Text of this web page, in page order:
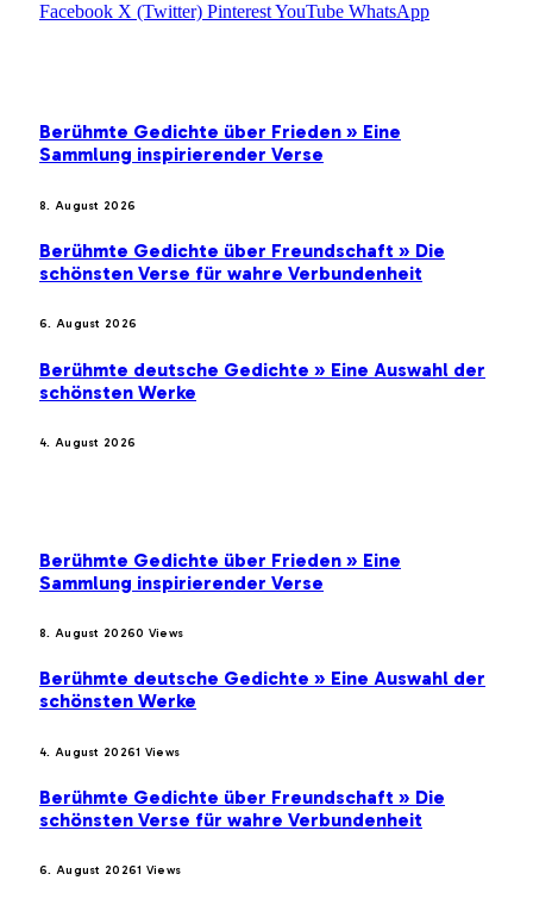
Facebook X (Twitter) PinterestYouTube WhatsApp
Berühmte Gedichte über Frieden » Eine
Sammlung inspirierender Verse
8. August 2026
Berühmte Gedichte über Freundschaft » Die
schönsten Verse für wahre Verbundenheit
6. August 2026
Berühmte deutsche Gedichte » Eine Auswahl der
schönsten Werke
4. August 2026
Berühmte Gedichte über Frieden » Eine
Sammlung inspirierender Verse
8. August 20260 Views
Berühmte deutsche Gedichte » Eine Auswahl der
schönsten Werke
4. August 20261 Views
Berühmte Gedichte über Freundschaft » Die
schönsten Verse für wahre Verbundenheit
6. August 20261 Views